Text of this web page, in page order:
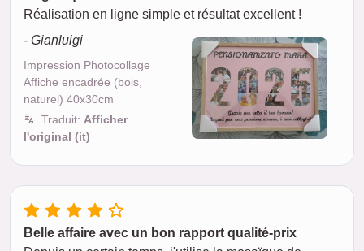
Réalisation en ligne simple et résultat excellent !
- Gianluigi
Impression Photocollage
Affiche encadrée (bois,
naturel) 40x30cm
Traduit: Afficher
l'original (it)
Belle affaire avec un bon rapport qualité-prix